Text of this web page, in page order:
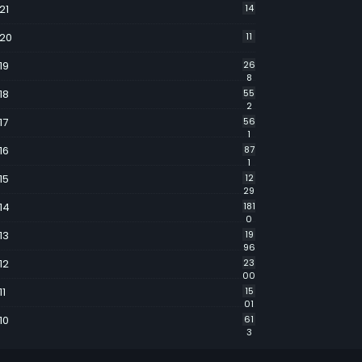
14
11
26
8
55
2
56
1
87
1
12
29
181
0
19
96
23
00
15
01
61
3